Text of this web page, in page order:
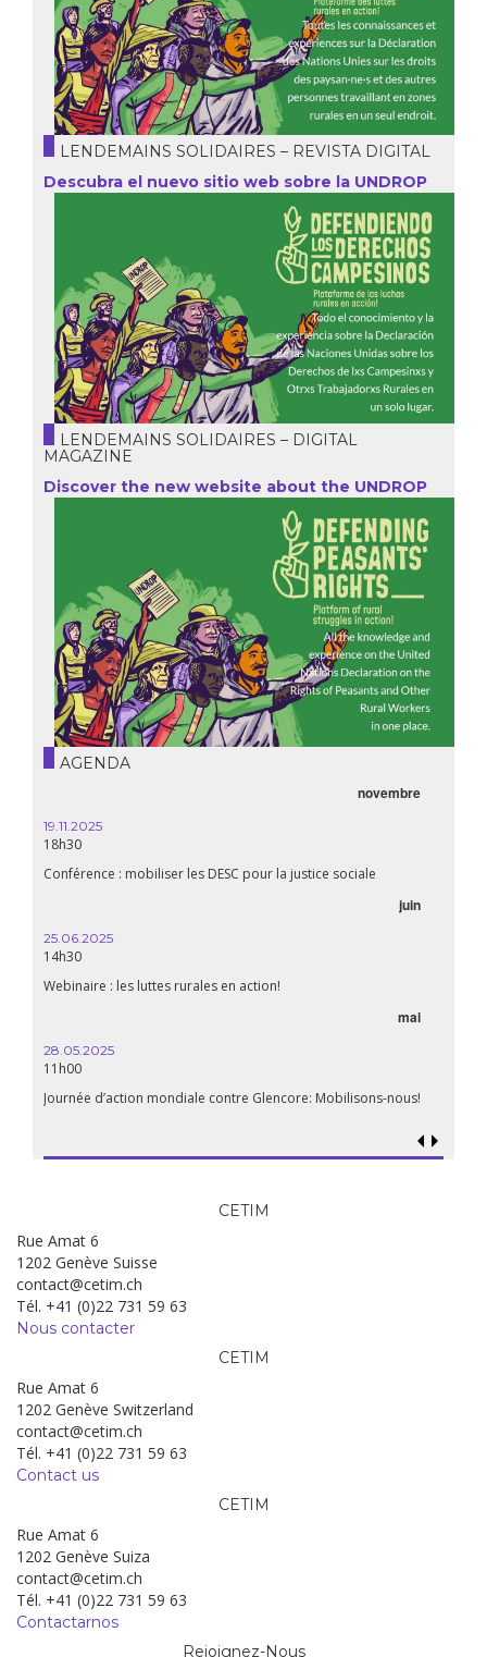
LENDEMAINS SOLIDAIRES – REVISTA DIGITAL
Descubra el nuevo sitio web sobre la UNDROP
LENDEMAINS SOLIDAIRES – DIGITAL
MAGAZINE
Discover the new website about the UNDROP
AGENDA
novembre
19.11.2025
18h30
Conférence : mobiliser les DESC pour la justice sociale
juin
25.06.2025
14h30
Webinaire : les luttes rurales en action!
mai
28.05.2025
11h00
Journée d’action mondiale contre Glencore: Mobilisons-nous!
CETIM
Rue Amat 6
1202 Genève Suisse
contact@cetim.ch
Tél. +41 (0)22 731 59 63
Nous contacter
CETIM
Rue Amat 6
1202 Genève Switzerland
contact@cetim.ch
Tél. +41 (0)22 731 59 63
Contact us
CETIM
Rue Amat 6
1202 Genève Suiza
contact@cetim.ch
Tél. +41 (0)22 731 59 63
Contactarnos
Rejoignez-Nous